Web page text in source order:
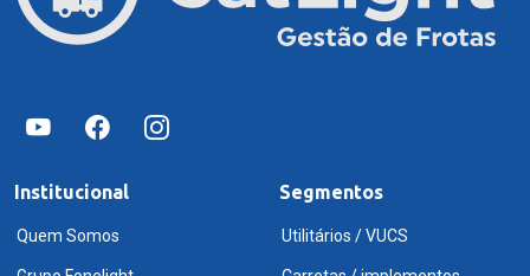
Institucional
Quem Somos
Segmentos
Utilitários / VUCS